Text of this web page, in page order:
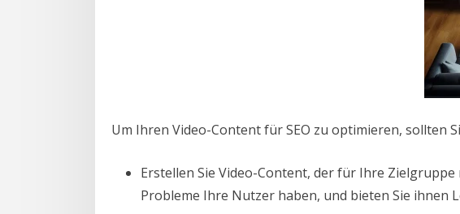
Um Ihren Video-Content für SEO zu optimieren, sollten
Erstellen Sie Video-Content, der für Ihre
Probleme Ihre Nutzer haben, und bieten Sie ihnen